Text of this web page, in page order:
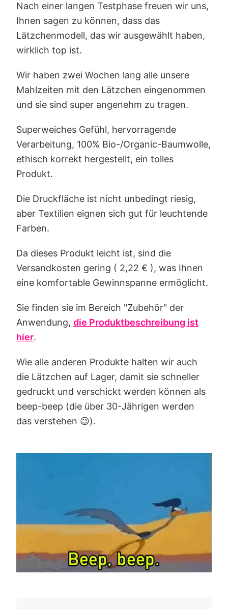
Nach einer langen Testphase freuen wir uns,
Ihnen sagen zu können, dass das
Lätzchenmodell, das wir ausgewählt haben,
wirklich top ist.
Wir haben zwei Wochen lang alle unsere
Mahlzeiten mit den Lätzchen eingenommen
und sie sind super angenehm zu tragen.
Superweiches Gefühl, hervorragende
Verarbeitung, 100% Bio-/Organic-Baumwolle,
ethisch korrekt hergestellt, ein tolles
Produkt.
Die Druckfläche ist nicht unbedingt riesig,
aber Textilien eignen sich gut für leuchtende
Farben.
Da dieses Produkt leicht ist, sind die
Versandkosten gering ( 2,22 € ), was Ihnen
eine komfortable Gewinnspanne ermöglicht.
Sie finden sie im Bereich "Zubehör" der
Anwendung, die Produktbeschreibung ist
hier.
Wie alle anderen Produkte halten wir auch
die Lätzchen auf Lager, damit sie schneller
gedruckt und verschickt werden können als
beep-beep (die über 30-Jährigen werden
das verstehen 😉).